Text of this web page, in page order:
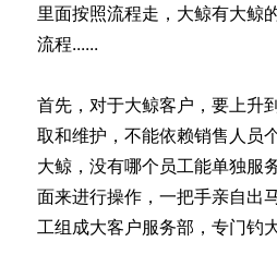
里面按照流程走，大鲸有大鲸
流程......
首先，对于大鲸客户，要上升
取和维护，不能依赖销售人员
大鲸，没有哪个员工能单独服
面来进行操作，一把手亲自出
工组成大客户服务部，专门钓大